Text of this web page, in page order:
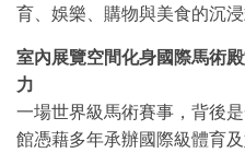
育、娛樂、購物與美食的沉浸
室內展覽空間化身國際馬術
力
一場世界級馬術賽事，背後
館憑藉多年承辦國際級體育